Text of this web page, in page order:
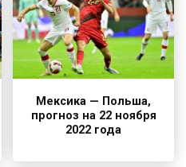
Мексика — Польша,
прогноз на 22 ноября
2022 года